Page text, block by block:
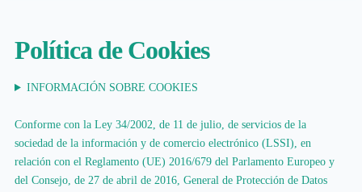
Política de Cookies
INFORMACIÓN SOBRE COOKIES
Conforme con la Ley 34/2002, de 11 de julio, de servicios de la
sociedad de la información y de comercio electrónico (LSSI), en
relación con el Reglamento (UE) 2016/679 del Parlamento Europeo y
del Consejo, de 27 de abril de 2016, General de Protección de Datos